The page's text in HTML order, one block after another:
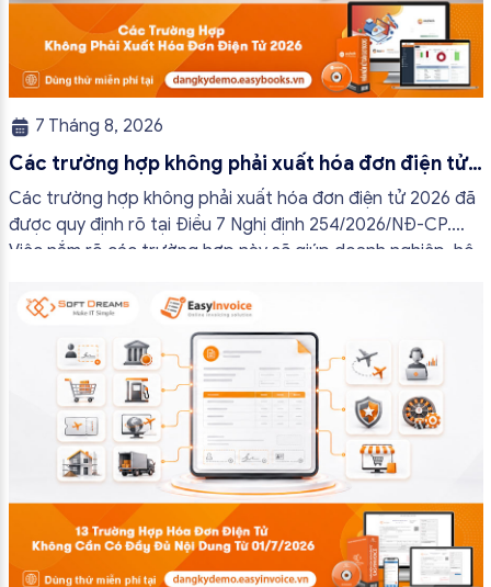
7 Tháng 8, 2026
Các trường hợp không phải xuất hóa đơn điện tử
2026
Các trường hợp không phải xuất hóa đơn điện tử 2026 đã
được quy định rõ tại Điều 7 Nghị định 254/2026/NĐ-CP.
Việc nắm rõ các trường hợp này sẽ giúp doanh nghiệp, hộ
tránh lập hóa đơn không cần thiết hoặc áp […]